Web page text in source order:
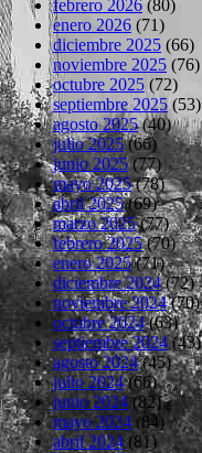
febrero 2026 (80)
enero 2026 (71)
diciembre 2025 (66)
noviembre 2025 (76)
octubre 2025 (72)
septiembre 2025 (53)
agosto 2025(40)
julio 2025(66)
junio 2025(77)
mayo 2025(78)
abril 2025(69)
marzo 2025(77)
febrero 2025(70)
enero 2025(71)
diciembre 2024(72)
noviembre 2024(70)
octubre 2024(63)
septiembre 2024(43)
agosto 2024(45)
julio 2024(66)
junio 2024 (82)
mayo 2024 (84)
abril 2024(81)